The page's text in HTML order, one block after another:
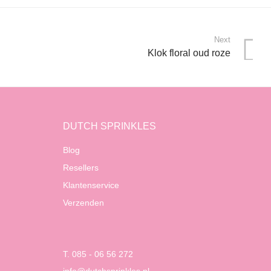
Next
Klok floral oud roze
DUTCH SPRINKLES
Blog
Resellers
Klantenservice
Verzenden
T. 085 - 06 56 272